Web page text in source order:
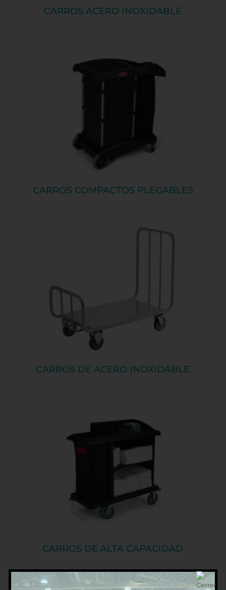
CARROS ACERO INOXIDABLE
CARROS COMPACTOS PLEGABLES
CARROS DE ACERO INOXIDABLE
CARROS DE ALTA CAPACIDAD